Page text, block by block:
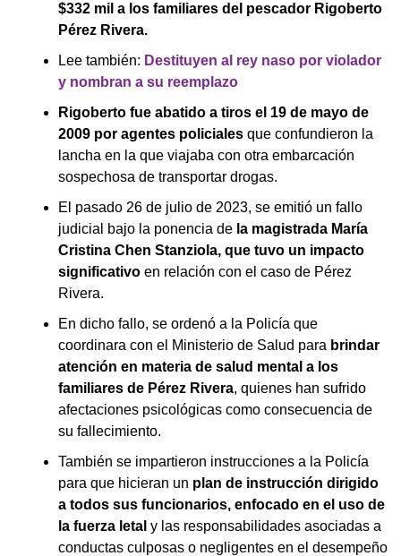
$332 mil a los familiares del pescador Rigoberto
Pérez Rivera.
Lee también: Destituyen al rey naso por violador
y nombran a su reemplazo
Rigoberto fue abatido a tiros el 19 de mayo de
2009 por agentes policiales que confundieron la
lancha en la que viajaba con otra embarcación
sospechosa de transportar drogas.
El pasado 26 de julio de 2023, se emitió un fallo
judicial bajo la ponencia de la magistrada María
Cristina Chen Stanziola, que tuvo un impacto
significativo en relación con el caso de Pérez
Rivera.
En dicho fallo, se ordenó a la Policía que
coordinara con el Ministerio de Salud para brindar
atención en materia de salud mental a los
familiares de Pérez Rivera, quienes han sufrido
afectaciones psicológicas como consecuencia de
su fallecimiento.
También se impartieron instrucciones a la Policía
para que hicieran un plan de instrucción dirigido
a todos sus funcionarios, enfocado en el uso de
la fuerza letal y las responsabilidades asociadas a
conductas culposas o negligentes en el desempeño